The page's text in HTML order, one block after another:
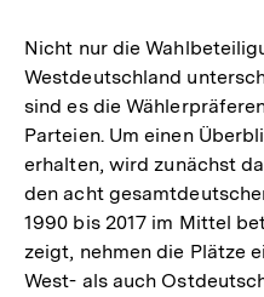
Nicht nur die
Westdeutschland
sind es die
Parteien. Um einen
erhalten, wird zunächst
den acht
1990 bis 2017 im Mittel
zeigt, nehmen die Plätze
West- als auch